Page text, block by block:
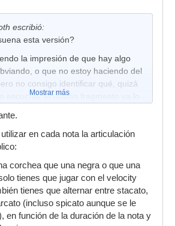
escribió:
esta versión?
la impresión de que hay algo
o que no estoy haciendo del
no consigo identificar qué, quizá
escuchar el mismo fragmento ya lo
Mostrar más
en cada nota la articulación
corchea que una negra o que una
tienes que jugar con el velocity
tienes que alternar entre stacato,
(incluso spicato aunque se le
en función de la duración de la nota y